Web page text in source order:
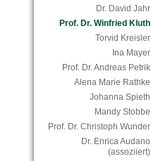
Dr. David Jahr
Prof. Dr. Winfried Kluth
Torvid Kreisler
Ina Mayer
Prof. Dr. Andreas Petrik
Alena Marie Rathke
Johanna Spieth
Mandy Stobbe
Prof. Dr. Christoph Wunder
Dr. Enrica Audano
(assoziiert)